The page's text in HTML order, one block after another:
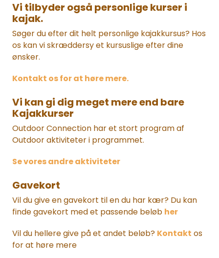
Vi tilbyder også personlige kurser i
kajak.
Søger du efter dit helt personlige kajakkursus? Hos
os kan vi skræddersy et kursuslige efter dine
ønsker.
Kontakt os for at høre mere.
Vi kan gi dig meget mere end bare
Kajakkurser
Outdoor Connection har et stort program af
Outdoor aktiviteter i programmet.
Se vores andre aktiviteter
Gavekort
Vil du give en gavekort til en du har kær? Du kan
finde gavekort med et passende beløb her
Vil du hellere give på et andet beløb? Kontakt os
for at høre mere